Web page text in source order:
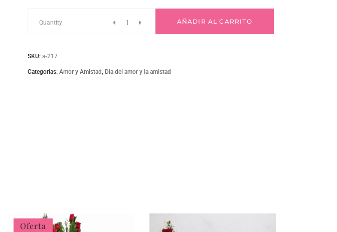
a-
quantity
Quantity AÑADIR AL CARRITO
SKU: a-217
Categorías: Amor y Amistad, Dìa del amor y la amistad
Oferta